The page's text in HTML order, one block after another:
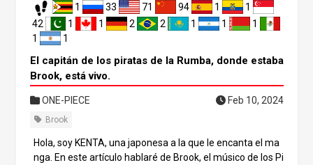
1 33 71 94 1
1
42
1 1 2 2 1 1
1
1
1
El capitán de los piratas de la Rumba, donde estaba
Brook, está vivo.
ONE-PIECE Feb 10, 2024
Brook
Hola, soy KENTA, una japonesa a la que le encanta el ma
nga. En este artículo hablaré de Brook, el músico de los Pi